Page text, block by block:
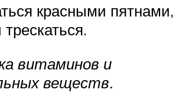
красными пятнами,
трескаться.
витаминов и
веществ.